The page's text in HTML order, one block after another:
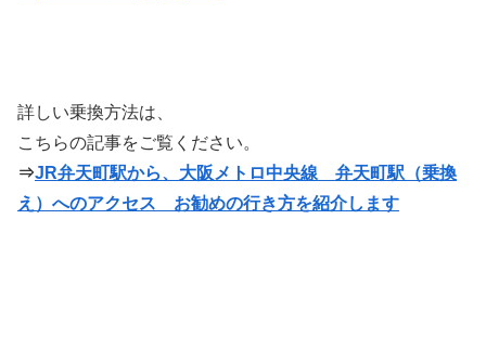
詳しい乗換方法は、
こちらの記事をご覧ください。
⇒JR弁天町駅から、大阪メトロ中央線 弁天町駅（乗換
え）へのアクセス お勧めの行き方を紹介します